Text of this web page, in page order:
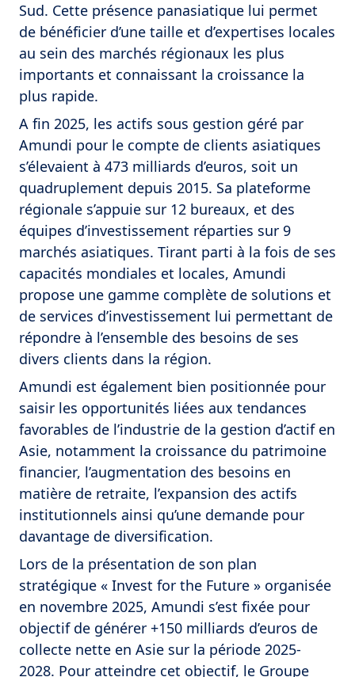
Sud. Cette présence panasiatique lui permet
de bénéficier d’une taille et d’expertises locales
au sein des marchés régionaux les plus
importants et connaissant la croissance la
plus rapide.
A fin 2025, les actifs sous gestion géré par
Amundi pour le compte de clients asiatiques
s’élevaient à 473 milliards d’euros, soit un
quadruplement depuis 2015. Sa plateforme
régionale s’appuie sur 12 bureaux, et des
équipes d’investissement réparties sur 9
marchés asiatiques. Tirant parti à la fois de ses
capacités mondiales et locales, Amundi
propose une gamme complète de solutions et
de services d’investissement lui permettant de
répondre à l’ensemble des besoins de ses
divers clients dans la région.
Amundi est également bien positionnée pour
saisir les opportunités liées aux tendances
favorables de l’industrie de la gestion d’actif en
Asie, notamment la croissance du patrimoine
financier, l’augmentation des besoins en
matière de retraite, l’expansion des actifs
institutionnels ainsi qu’une demande pour
davantage de diversification.
Lors de la présentation de son plan
stratégique « Invest for the Future » organisée
en novembre 2025, Amundi s’est fixée pour
objectif de générer +150 milliards d’euros de
collecte nette en Asie sur la période 2025-
2028. Pour atteindre cet objectif, le Groupe